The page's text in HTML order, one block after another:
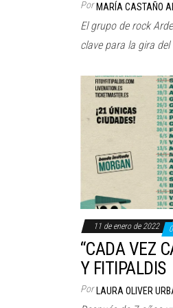
Por MARÍA CASTAÑO
El grupo de rock
clave para la gira
11 de enero de 2022 0
“CADA VEZ
Y FITIPALDIS
Por LAURA OLIVER